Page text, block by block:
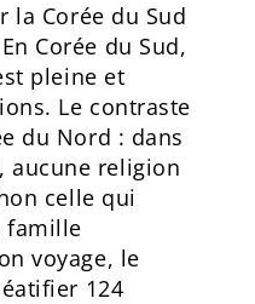
la Corée du Sud
Corée du Sud,
pleine et
Le contraste
du Nord : dans
aucune religion
celle qui
famille
voyage, le
124